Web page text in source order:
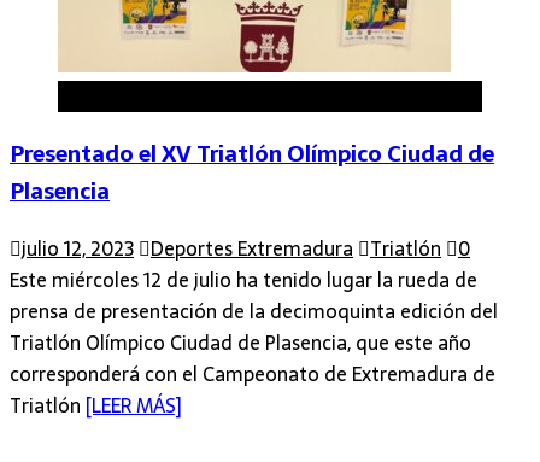
Presentado el XV Triatlón Olímpico Ciudad de
Plasencia
julio 12, 2023 Deportes Extremadura Triatlón
0
Este miércoles 12 de julio ha tenido lugar la rueda de
prensa de presentación de la decimoquinta edición del
Triatlón Olímpico Ciudad de Plasencia, que este año
corresponderá con el Campeonato de Extremadura de
Triatlón [LEER MÁS]